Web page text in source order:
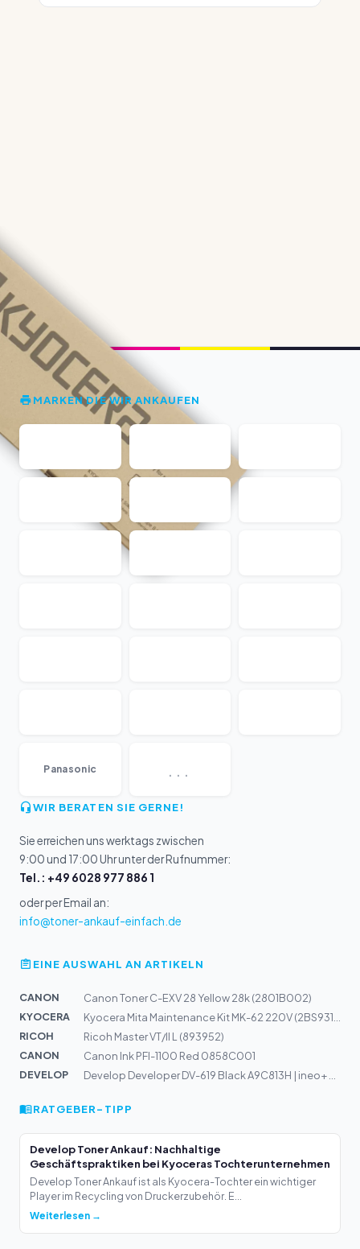
MARKEN DIE WIR ANKAUFEN
Panasonic ...
WIR BERATEN SIE GERNE!
Sie erreichen uns werktags zwischen
9:00 und 17:00 Uhr unter der Rufnummer:
Tel.: +49 6028 977 886 1
oder per Email an:
info@toner-ankauf-einfach.de
EINE AUSWAHL AN ARTIKELN
CANON
Canon Toner C-EXV 28 Yellow 28k (2801B002)
KYOCERA
RICOH
Ricoh Master VT/II L (893952)
CANON
Canon Ink PFI-1100 Red 0858C001
DEVELOP
RATGEBER-TIPP
Develop Toner Ankauf: Nachhaltige
Geschäftspraktiken bei Kyoceras Tochterunternehmen
Develop Toner Ankauf ist als Kyocera-Tochter ein wichtiger
Player im Recycling von Druckerzubehör. E...
Weiterlesen →